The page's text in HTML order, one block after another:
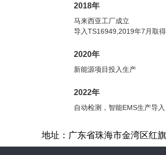
2018年
马来西亚工厂成立
导入TS16949,2019年7月取得
2020年
新能源项目投入生产
2022年
自动检测，智能EMS生产导入
地址：广东省珠海市